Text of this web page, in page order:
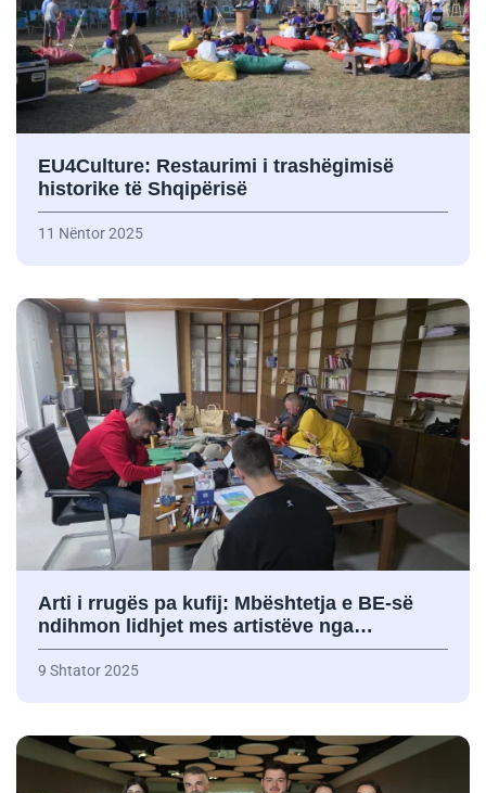
EU4Culture: Restaurimi i trashëgimisë
historike të Shqipërisë
11 Nëntor 2025
Arti i rrugës pa kufij: Mbështetja e BE-së
ndihmon lidhjet mes artistëve nga…
9 Shtator 2025